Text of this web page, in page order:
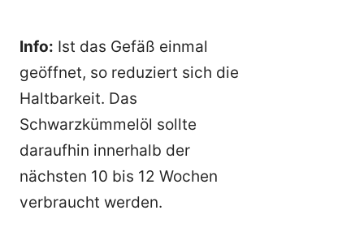
Info: Ist das Gefäß einmal
geöffnet, so reduziert sich die
Haltbarkeit. Das
Schwarzkümmelöl sollte
daraufhin innerhalb der
nächsten 10 bis 12 Wochen
verbraucht werden.